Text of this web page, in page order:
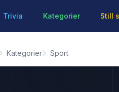
Trivia Kategorier Still
Kategorier Sport